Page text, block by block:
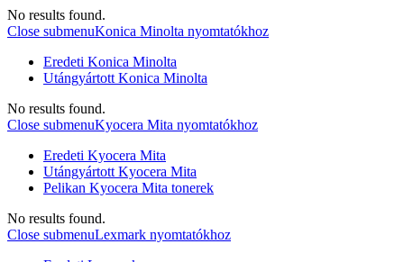
No results found.
Close submenuKonica Minolta nyomtatókhoz
Eredeti Konica Minolta
Utángyártott Konica Minolta
No results found.
Close submenuKyocera Mita nyomtatókhoz
Eredeti Kyocera Mita
Utángyártott Kyocera Mita
Pelikan Kyocera Mita tonerek
No results found.
Close submenuLexmark nyomtatókhoz